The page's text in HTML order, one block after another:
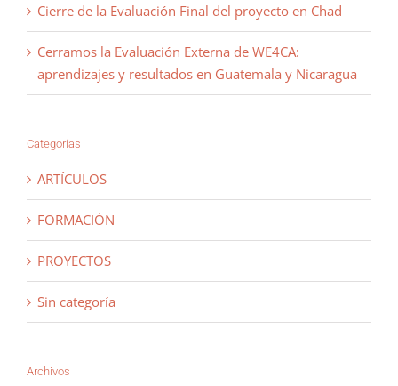
Cierre de la Evaluación Final del proyecto en Chad
Cerramos la Evaluación Externa de WE4CA:
aprendizajes y resultados en Guatemala y Nicaragua
Categorías
ARTÍCULOS
FORMACIÓN
PROYECTOS
Sin categoría
Archivos